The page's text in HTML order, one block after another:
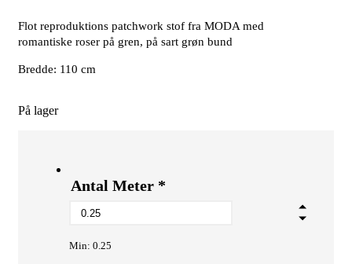
Flot reproduktions patchwork stof fra MODA med
romantiske roser på gren, på sart grøn bund
Bredde: 110 cm
På lager
Antal Meter *
Min: 0.25